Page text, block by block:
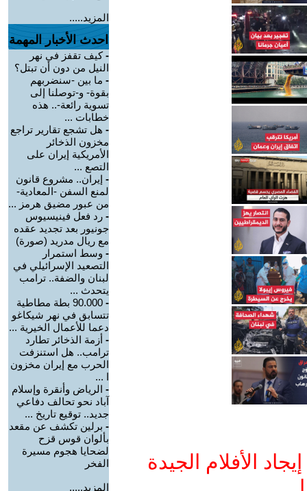
الأفلام الجيدة
المزيد.....
احدث الأخبار المهمة
-كيف تقفز في نهر
النيل من دون أن تبتل؟
- ما بين -سنضربهم
بقوة- و-توصلنا إلى
تسوية رائعة-.. هذه
خطابات ...
- هل تشجع تقارير تراجع
مخزون الذخائر
الأمريكية إيران على
التصع ...
- إيران.. مشروع قانون
لمنع السفن -المعادية-
من عبور مضيق هرمز ...
- رد فعل فينيسيوس
جونيور بعد تجديد عقده
مع ريال مدريد (صورة)
- وسط استمرار
التصعيد الإسرائيلي في
لبنان والضفة.. ترامب
يتحدث ...
-
90.000 بطة مطاطية
تتسابق في نهر شيكاغو
دعما للأعمال الخيرية ...
- أزمة الذخائر تطارد
ترامب.. هل استنزفت
الحرب مع إيران مخزون
ا ...
- الرياض وأنقرة وإسلام
آباد نحو تحالف دفاعي
جديد.. توقيع تاريخ ...
- برلين تكشف عن مقعد
بألوان قوس قزح
لضحايا هجوم مسيرة
الفخر
المزيد.....